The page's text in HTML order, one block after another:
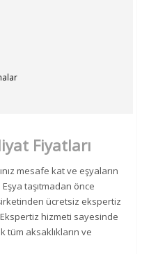
Fiyatları
mesafe kat ve eşyaların
taşıtmadan önce
ücretsiz ekspertiz
hizmeti sayesinde
tüm aksaklıkların ve